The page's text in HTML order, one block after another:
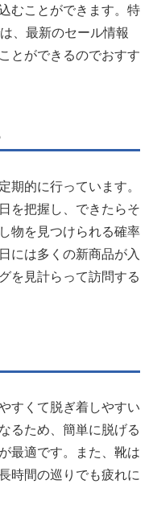
むことができます。特
、最新のセール情報
とができるのでおすす
期的に行っています。
を把握し、できたらそ
物を見つけられる確率
には多くの新商品が入
を見計らって訪問する
すくて脱ぎ着しやすい
るため、簡単に脱げる
最適です。また、靴は
時間の巡りでも疲れに